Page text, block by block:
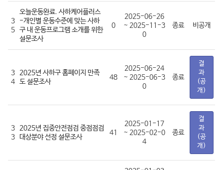
3
5
오늘운동완료. 사하케어플러스
-개인별 운동수준에 맞는 사하
구 내 운동프로그램 소개를 위한
설문조사
0
2025-06-26
~ 2025-11-3
0
종료 비공개
3
4
2025년 사하구 홈페이지 만족
도 설문조사
48
2025-06-24
~ 2025-06-3
0
종료
결
과
(공
개)
3
3
2025년 집중안전점검 중점점검
대상분야 선정 설문조사
41
2025-01-17
~ 2025-02-0
4
종료
결
과
(공
개)